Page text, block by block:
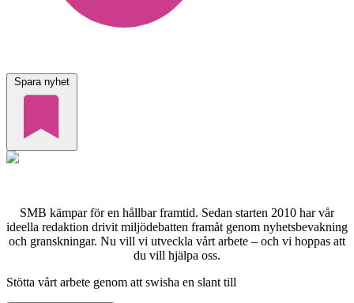
Spara nyhet
SMB kämpar för en hållbar framtid. Sedan starten 2010 har vår
ideella redaktion drivit miljödebatten framåt genom nyhetsbevakning
och granskningar. Nu vill vi utveckla vårt arbete – och vi hoppas att
du vill hjälpa oss.
Stötta vårt arbete genom att swisha en slant till